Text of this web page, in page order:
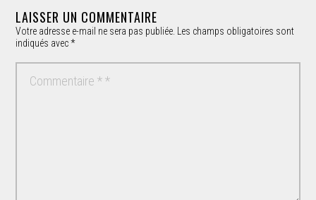
LAISSER UN COMMENTAIRE
Votre adresse e-mail ne sera pas publiée.
Les champs obligatoires sont
indiqués avec*